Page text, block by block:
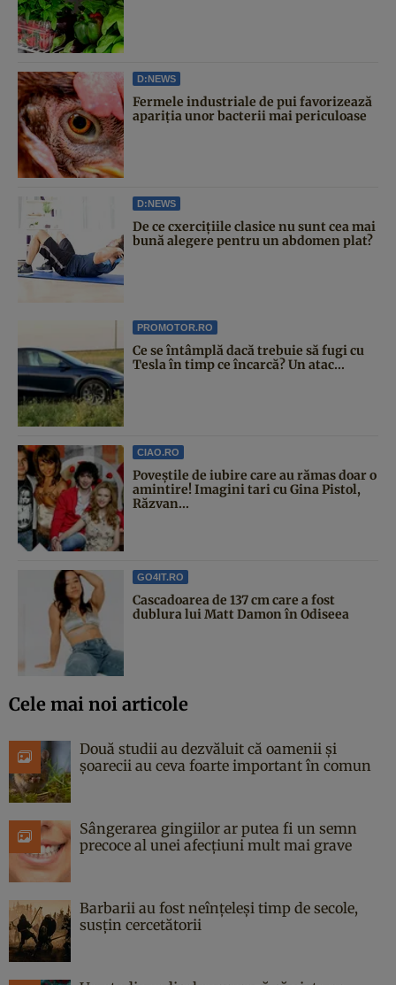
D:NEWS
Fermele industriale de pui favorizează
apariția unor bacterii mai periculoase
D:NEWS
De ce cxercițiile clasice nu sunt cea mai
bună alegere pentru un abdomen plat?
PROMOTOR.RO
Ce se întâmplă dacă trebuie să fugi cu
Tesla în timp ce încarcă? Un atac...
CIAO.RO
Poveştile de iubire care au rămas doar o
amintire! Imagini tari cu Gina Pistol,
Răzvan...
GO4IT.RO
Cascadoarea de 137 cm care a fost
dublura lui Matt Damon în Odiseea
Cele mai noi articole
Două studii au dezvăluit că oamenii și
șoarecii au ceva foarte important în comun
Sângerarea gingiilor ar putea fi un semn
precoce al unei afecțiuni mult mai grave
Barbarii au fost neînțeleși timp de secole,
susțin cercetătorii